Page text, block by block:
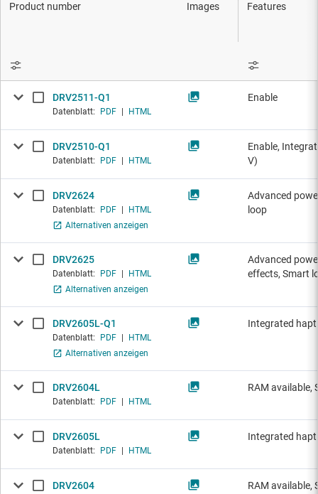
Features
Product number Images
DRV2511-Q1
Datenblatt: PDF HTML
Enable
DRV2510-Q1
Datenblatt: PDF HTML
Enable,
V)
DRV2624
Datenblatt: PDF
HTML
Alternativen anzeigen
Advanced
loop
DRV2625
Datenblatt: PDF
HTML
Alternativen anzeigen
Advanced
effects, Smart
DRV2605L-Q1
Datenblatt: PDF
HTML
Alternativen anzeigen
Integrated
DRV2604L
Datenblatt: PDF HTML
RAM available,
DRV2605L
Datenblatt: PDF HTML
Integrated
DRV2604 RAM available,